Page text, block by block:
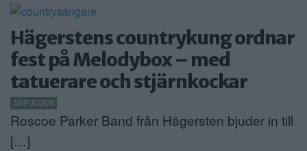
Hägerstens countrykung ordnar
fest på Melodybox – med
tatuerare och stjärnkockar
ASPUDDEN
Roscoe Parker Band från Hägersten bjuder in till
[…]